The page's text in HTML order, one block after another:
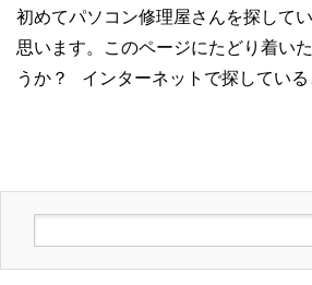
初めてパソコン修理屋さんを探して
思います。このページにたどり着い
うか？ インターネットで探している